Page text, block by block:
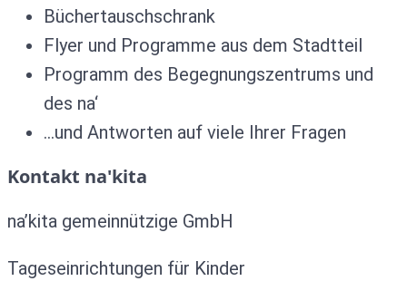
Büchertauschschrank
Flyer und Programme aus dem Stadtteil
Programm des Begegnungszentrums und
des na‘
…und Antworten auf viele Ihrer Fragen
Kontakt na'kita
na’kita gemeinnützige GmbH
Tageseinrichtungen für Kinder